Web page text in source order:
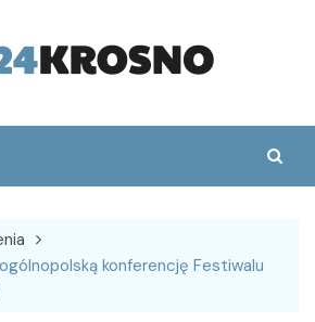
konferencję Festiwalu